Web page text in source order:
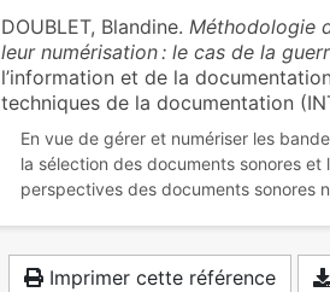
DOUBLET, Blandine. Méthodologie
leur numérisation : le cas de la
l’information et de la
techniques de la documentation
En vue de gérer et numériser les
la sélection des documents sonores
Imprimer cette référence